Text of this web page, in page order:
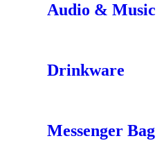
Audio & Music
Drinkware
Messenger Bag